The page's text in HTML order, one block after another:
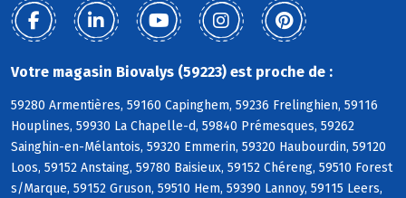
Votre magasin Biovalys (59223) est proche de :
59280 Armentières, 59160 Capinghem, 59236 Frelinghien, 59116
Houplines, 59930 La Chapelle-d, 59840 Prémesques, 59262
Sainghin-en-Mélantois, 59320 Emmerin, 59320 Haubourdin, 59120
Loos, 59152 Anstaing, 59780 Baisieux, 59152 Chéreng, 59510 Forest
s/Marque, 59152 Gruson, 59510 Hem, 59390 Lannoy, 59115 Leers,